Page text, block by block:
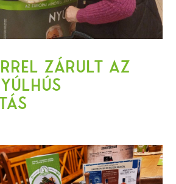
zárult az